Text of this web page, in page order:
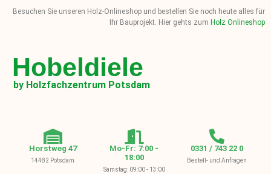
Besuchen Sie unseren Holz-Onlineshop und bestellen Sie noch heute alles für
Ihr Bauprojekt. Hier gehts zum Holz Onlineshop
Hobeldiele
by Holzfachzentrum Potsdam
Horstweg 47
14482 Potsdam
Mo-Fr: 7:00 -
18:00
Samstag: 09:00 - 13:00
0331 / 743 22 0
Bestell- und Anfragen